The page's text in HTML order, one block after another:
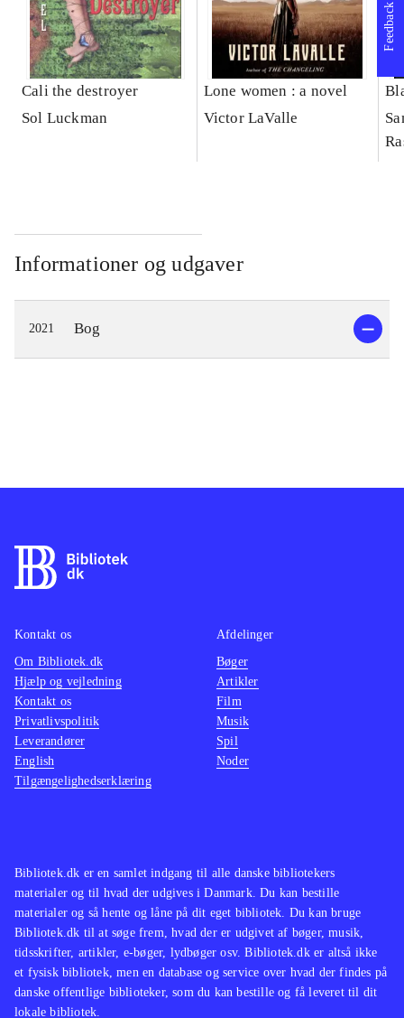
Cali the destroyer
Sol Luckman
Lone women : a novel
Victor LaValle
Informationer og udgaver
2021 Bog
Feedback
Bibliotek.dk er en samlet indgang til alle danske bibliotekers
materialer og til hvad der udgives i Danmark. Du kan bestille
materialer og så hente og låne på dit eget bibliotek. Du kan bruge
Bibliotek.dk til at søge frem, hvad der er udgivet af bøger, musik,
tidsskrifter, artikler, e-bøger, lydbøger osv. Bibliotek.dk er altså ikke
et fysisk bibliotek, men en database og service over hvad der findes på
danske offentlige biblioteker, som du kan bestille og få leveret til dit
lokale bibliotek.
Kontakt os
Om Bibliotek.dk
Hjælp og vejledning
Kontakt os
Privatlivspolitik
Leverandører
English
Tilgængelighedserklæring
Afdelinger
Bøger
Artikler
Film
Musik
Spil
Noder